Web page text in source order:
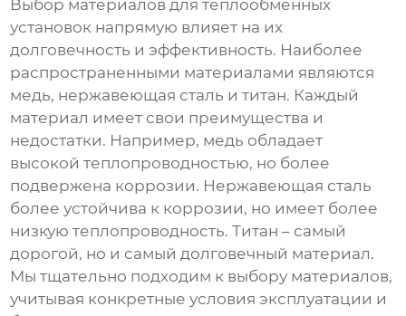
Выбор материалов длятеплообменных
установок напрямую влияет на их
долговечность и эффективность. Наиболее
распространенными материалами являются
медь, нержавеющая сталь и титан. Каждый
материал имеет свои преимущества и
недостатки. Например, медь обладает
высокой теплопроводностью, но более
подвержена коррозии. Нержавеющая сталь
более устойчива к коррозии, но имеет более
низкую теплопроводность. Титан – самый
дорогой, но и самый долговечный материал.
Мы тщательно подходим к выбору материалов,
учитывая конкретные условия эксплуатации и